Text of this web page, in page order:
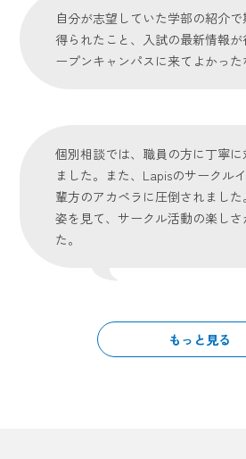
自分が志望していた学部の紹介
得られたこと、入試の最新情報
ープンキャンパスに来てよかった
個別相談では、職員の方に丁寧
ました。また、Lapisのサークル
輩方のアカペラに圧倒されました
姿を見て、サークル活動の楽し
た。
もっと見る